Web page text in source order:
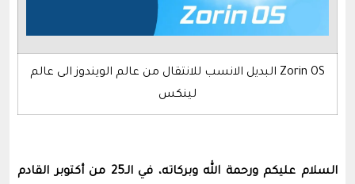
Zorin OS البديل الانسب للانتقال من عالم الويندوز الى عالم
لينكس
السلام عليكم ورحمة الله وبركاته، في الـ25 من أكتوبر القادم